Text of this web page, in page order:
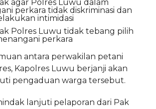
agar Polres Luwu dalam
perkara tidak diskriminasi dan
intimidasi
Polres Luwu tidak tebang pilih
perkara
antara perwakilan petani
Kapolres Luwu berjanji akan
pengaduan warga tersebut.
lanjuti pelaporan dari Pak